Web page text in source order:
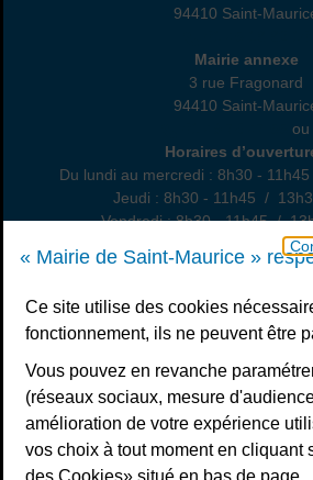
« Mairie de Saint-Maurice »
Ce site utilise des cookies
fonctionnement, ils ne peuvent être
Vous pouvez en revanche
(réseaux sociaux, mesure
amélioration de votre expérience
vos choix à tout moment en cliquant
des Cookies» situé en bas de page.
94410 Saint-
Annexe
Mairie annexe
3 rue Fragonard
94410 Saint-
ou
Horaires
Du lundi au mercredi : 8h30 -
Jeudi : 8h30 - 11h45 /
Vendredi : 8h30 - 11h45 /
Un samedi par mois : permanence
S’inscrire à la
Télécharger
Nous suivre